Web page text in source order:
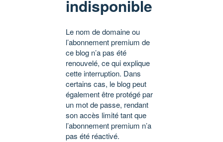
indisponible
Le nom de domaine ou
l’abonnement premium de
ce blog n’a pas été
renouvelé, ce qui explique
cette interruption. Dans
certains cas, le blog peut
également être protégé par
un mot de passe, rendant
son accès limité tant que
l’abonnement premium n’a
pas été réactivé.